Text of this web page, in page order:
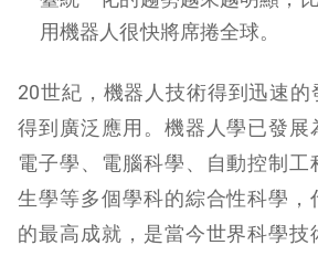
用機器人很快將席捲全球。
20世紀，機器人技術得到迅速的
得到廣泛應用。機器人學已發展
電子學、電腦科學、自動控制
生學等多個學科的綜合性科學，
的最高成就，是當今世界科學